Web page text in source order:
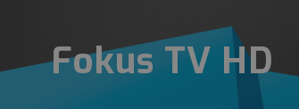
Fokus TV HD